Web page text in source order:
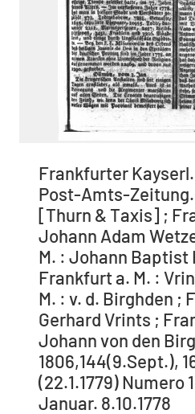
Frankfurter
Post-Amts-
[Thurn & Taxis] ;
Johann Adam
M. : Johann Baptist
Frankfurt a. M. :
M. : v. d. Birghden ;
Gerhard Vrints ;
Johann von den
1806,144(9.Sept.),
(22.1.1779) Numero
Januar. 8.10.1778